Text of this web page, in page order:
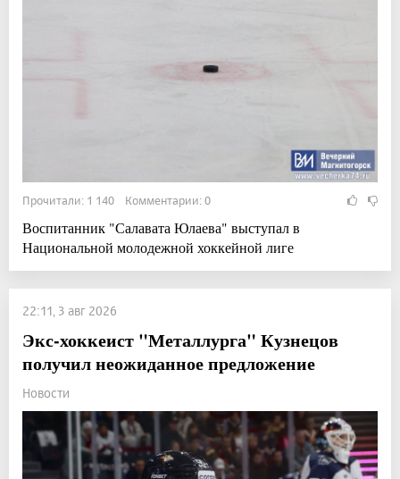
Прочитали: 1 140 Комментарии: 0
Воспитанник "Салавата Юлаева" выступал в
Национальной молодежной хоккейной лиге
22:11, 3 авг 2026
Экс-хоккеист "Металлурга" Кузнецов
получил неожиданное предложение
Новости